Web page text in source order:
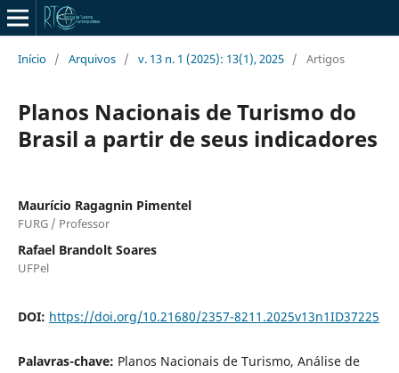
Início / Arquivos / v. 13 n. 1 (2025): 13(1), 2025 / Artigos
Planos Nacionais de Turismo do
Brasil a partir de seus indicadores
Maurício Ragagnin Pimentel
FURG / Professor
Rafael Brandolt Soares
UFPel
DOI: https://doi.org/10.21680/2357-8211.2025v13n1ID37225
Palavras-chave: Planos Nacionais de Turismo, Análise de